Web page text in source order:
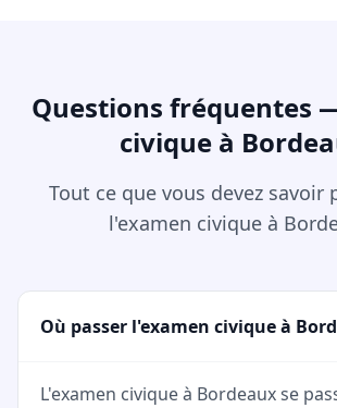
Questions fréquentes
civique à
Tout ce que vous devez savoir
l'examen civique à
Où passer l'examen civique à
L'examen civique à Bordeaux se